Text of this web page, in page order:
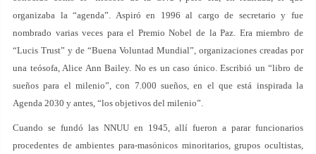
organizaba la “agenda”. Aspiró en 1996 al cargo de secretario y fue
nombrado varias veces para el Premio Nobel de la Paz. Era miembro de
“Lucis Trust” y de “Buena Voluntad Mundial”, organizaciones creadas por
una teósofa, Alice Ann Bailey. No es un caso único. Escribió un “libro de
sueños para el milenio”, con 7.000 sueños, en el que está inspirada la
Agenda 2030 y antes, “los objetivos del milenio”.
Cuando se fundó las NNUU en 1945, allí fueron a parar funcionarios
procedentes de ambientes para-masónicos minoritarios, grupos ocultistas,